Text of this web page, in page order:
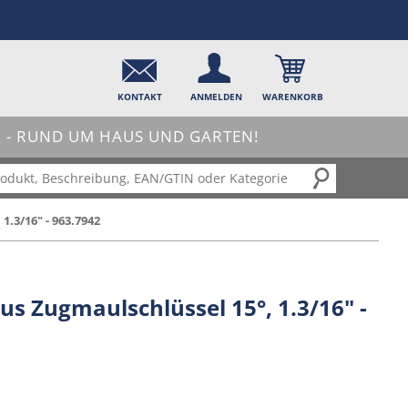
KONTAKT ANMELDEN WARENKORB
RUND UM HAUS UND GARTEN!
16" - 963.7942
Zugmaulschlüssel 15°, 1.3/16" -